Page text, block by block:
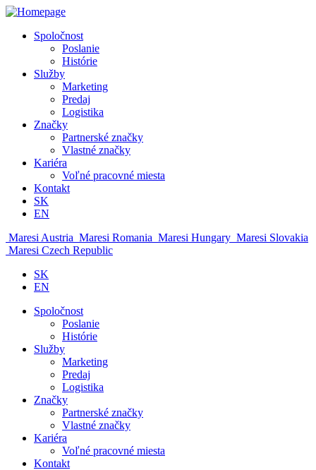
Spoločnost
Poslanie
Histórie
Služby
Marketing
Predaj
Logistika
Značky
Partnerské značky
Vlastné značky
Kariéra
Voľné pracovné miesta
Kontakt
SK
EN
Maresi Austria Maresi Romania Maresi Hungary Maresi Slovakia
Maresi Czech Republic
SK
EN
Spoločnost
Poslanie
Histórie
Služby
Marketing
Predaj
Logistika
Značky
Partnerské značky
Vlastné značky
Kariéra
Voľné pracovné miesta
Kontakt